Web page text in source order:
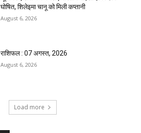
घोषित, शिलेइमा चानू को मिली कप्तानी
August 6, 2026
राशिफल : 07 अगस्त, 2026
August 6, 2026
Load more